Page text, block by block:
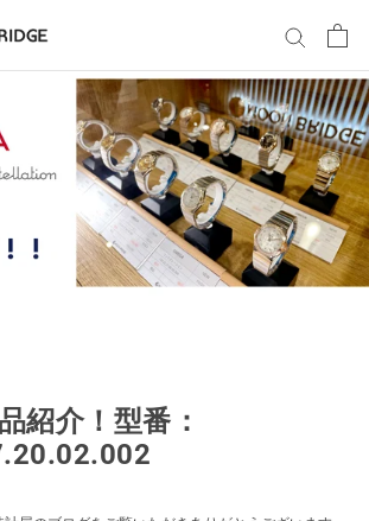
紹介！型番：